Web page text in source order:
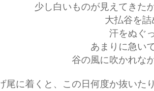
少し白いものが見えてきた
大払谷を
汗をぬぐ
あまりに急い
谷の風に吹かれな
尾に着くと、この日何度か抜いた